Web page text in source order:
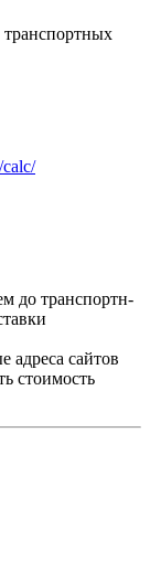
до транспортн­
адреса сайтов
стоимость